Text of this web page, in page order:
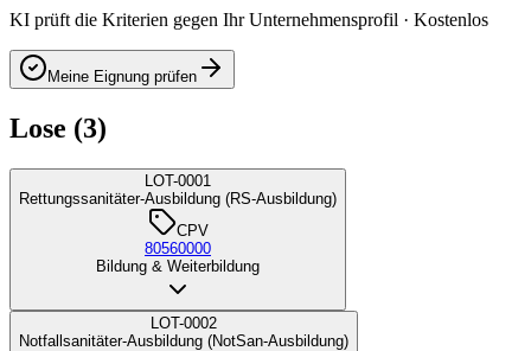
KI prüft die Kriterien gegen Ihr Unternehmensprofil · Kostenlos
Meine Eignung prüfen
Lose (3)
LOT-0001
Rettungssanitäter-Ausbildung (RS-Ausbildung)
CPV
80560000
Bildung & Weiterbildung
LOT-0002
Notfallsanitäter-Ausbildung (NotSan-Ausbildung)